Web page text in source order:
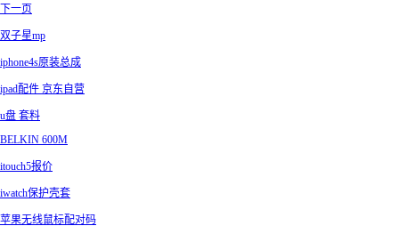
下一页
双子星mp
iphone4s原装总成
ipad配件 京东自营
u盘 套料
BELKIN 600M
itouch5报价
iwatch保护壳套
苹果无线鼠标配对码